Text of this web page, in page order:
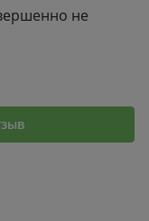
не
за то, что
знакомят с
его
вином,
Постепенно
Очень удобно,
количеством
позволяет
довольно